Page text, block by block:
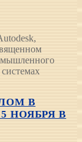
В
НОЯБРЯ В